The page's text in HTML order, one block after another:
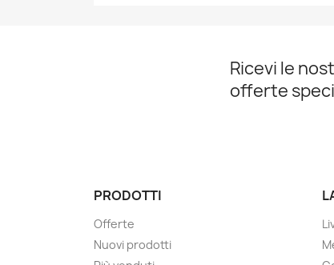
Ricevi le
offerte
PRODOTTI
Offerte
Nuovi prodotti